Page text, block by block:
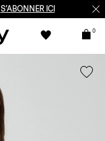
S’ABONNER ICI
0